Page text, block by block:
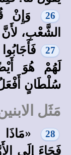
26
وَإِنْ
الشَّعْبِ، لأَنَّ
27
لَهُمْ هُوَ
سُلْطَانٍ
مَثَل
28
فَجَاءَ إِلَى